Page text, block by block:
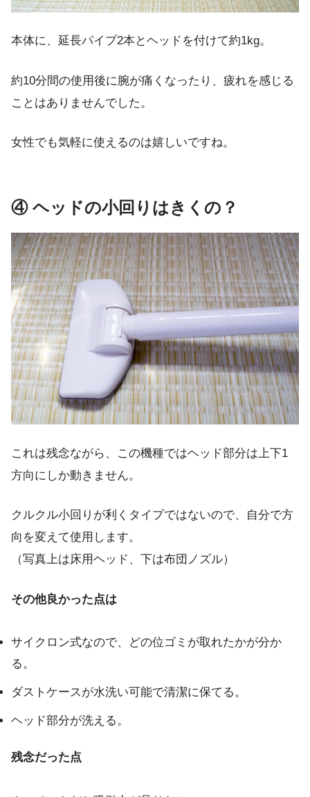
本体に、延長パイプ2本とヘッドを付けて約1kg。
約10分間の使用後に腕が痛くなったり、疲れを感じる
ことはありませんでした。
女性でも気軽に使えるのは嬉しいですね。
④ ヘッドの小回りはきくの？
これは残念ながら、この機種ではヘッド部分は上下1
方向にしか動きません。
クルクル小回りが利くタイプではないので、自分で方
向を変えて使用します。
（写真上は床用ヘッド、下は布団ノズル）
その他良かった点は
サイクロン式なので、どの位ゴミが取れたかが分か
る。
ダストケースが水洗い可能で清潔に保てる。
ヘッド部分が洗える。
残念だった点